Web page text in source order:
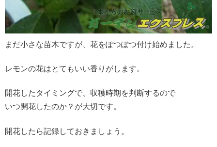
まだ小さな苗木ですが、花をぽつぽつ付け始めました。
レモンの花はとてもいい香りがします。
開花したタイミングで、収穫時期を判断するので
いつ開花したのか？が大切です。
開花したら記録しておきましょう。